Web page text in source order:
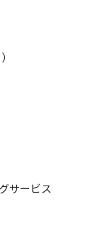
サービス